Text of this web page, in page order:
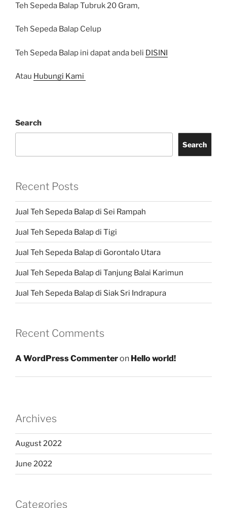
Teh Sepeda Balap Tubruk 20 Gram,
Teh Sepeda Balap Celup
Teh Sepeda Balap ini dapat anda beli DISINI
Atau Hubungi Kami
Search
Search
Recent Posts
Jual Teh Sepeda Balap di Sei Rampah
Jual Teh Sepeda Balap di Tigi
Jual Teh Sepeda Balap di Gorontalo Utara
Jual Teh Sepeda Balap di Tanjung Balai Karimun
Jual Teh Sepeda Balap di Siak Sri Indrapura
Recent Comments
A WordPress Commenteron Hello world!
Archives
August 2022
June 2022
Categories